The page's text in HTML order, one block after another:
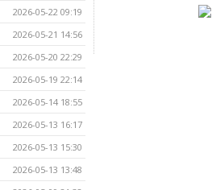
2026-05-22 09:19
2026-05-21 14:56
2026-05-20 22:29
2026-05-19 22:14
2026-05-14 18:55
2026-05-13 16:17
2026-05-13 15:30
2026-05-13 13:48